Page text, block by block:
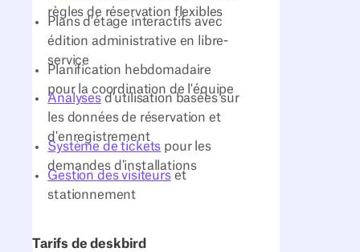
règles de réservation flexibles
Plans d'étage interactifs avec
édition administrative en libre-
service
Planification hebdomadaire
pour la coordination de l'équipe
Analysesd'utilisation basées sur
les données de réservation et
d'enregistrement
Système de tickets pour les
demandes d'installations
Gestion des visiteurset
stationnement
Tarifs de deskbird